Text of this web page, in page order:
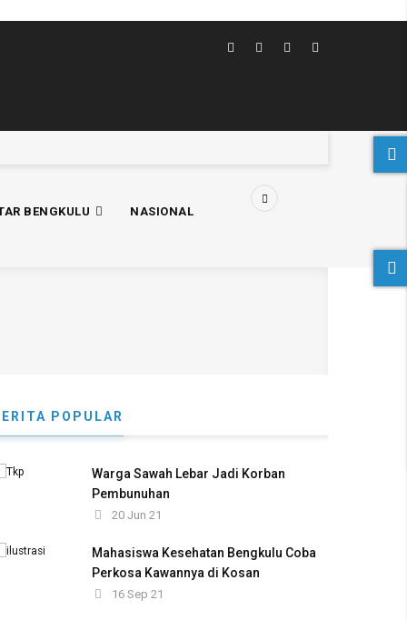
BENGKULU NASIONAL
POPULAR
Warga Sawah Lebar Jadi Korban
Pembunuhan
20 Jun 21
Mahasiswa Kesehatan Bengkulu Coba
Perkosa Kawannya di Kosan
16 Sep 21